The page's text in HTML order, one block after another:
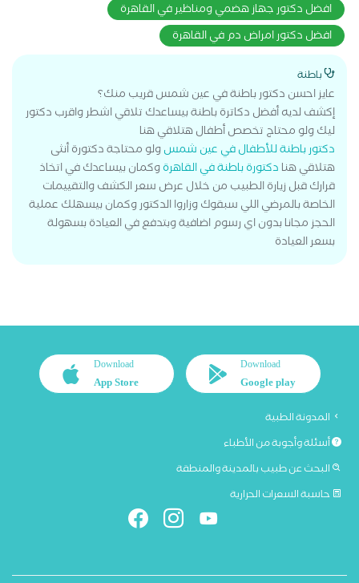
افضل دكتور جهاز هضمي ومناظير في القاهرة
افضل دكتور امراض دم في القاهرة
باطنة
عايز احسن دكتور باطنة في عين شمس قريب منك؟
إكشف لديه أفضل دكاترة باطنة بيساعدك تلاقي اشطر واقرب دكتور
ليك ولو محتاج تخصص أطفال هتلاقي هنا
دكتور باطنة للأطفال في عين شمسولو محتاجة دكتورة أنثى
هتلاقي هنا دكتورة باطنة في القاهرةوكمان بيساعدك في اتخاذ
قرارك قبل زيارة الطبيب من خلال عرض سعر الكشف والتقييمات
الخاصة بالمرضي اللي سبقوك وزاروا الدكتور وكمان بيسهلك عملية
الحجز مجانا بدون اي رسوم اضافية وبتدفع في العيادة بسهولة
بسعر العيادة
Download
Google play
Download
App Store
المدونة الطبية
أسئلة وأجوبة من الأطباء
البحث عن طبيب بالمدينة والمنطقة
حاسبة السعرات الحرارية